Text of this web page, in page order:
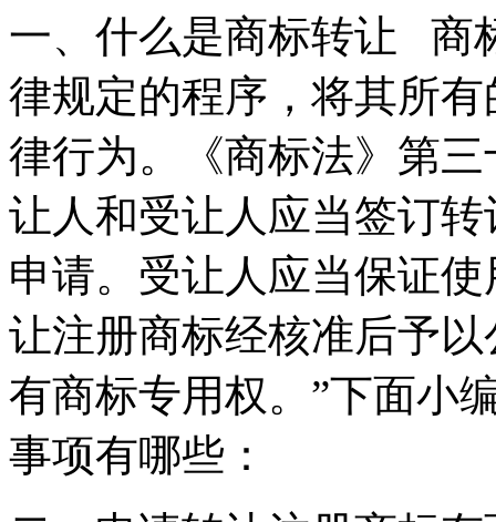
一、什么是商标转让 商
律规定的程序，将其所
律行为。《商标法》第
让人和受让人应当签订
申请。受让人应当保证
让注册商标经核准后予
有商标专用权。”下面小
事项有哪些：